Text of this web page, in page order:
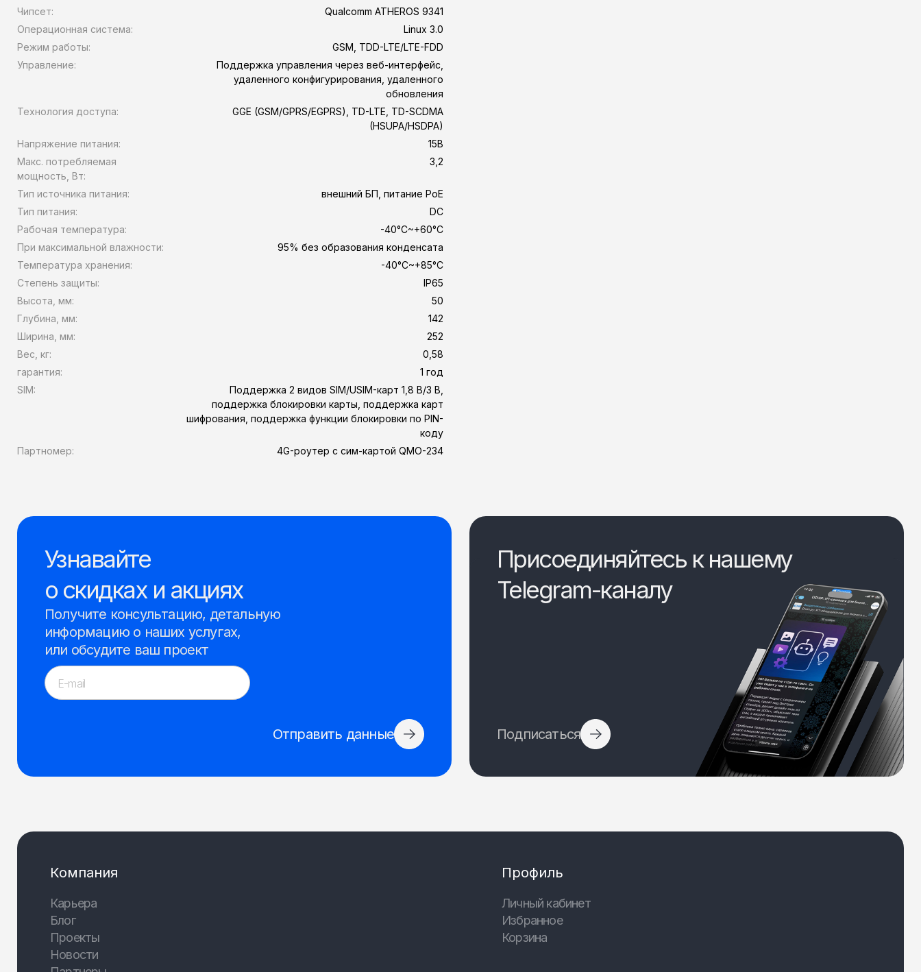
Чипсет:
Qualcomm ATHEROS 9341
Операционная система:
Linux 3.0
Режим работы:
GSM, TDD-LTE/LTE-FDD
Управление:
Поддержка управления через веб-интерфейс,
удаленного конфигурирования, удаленного
обновления
Технология доступа:
GGE (GSM/GPRS/EGPRS), TD-LTE, TD-SCDMA
(HSUPA/HSDPA)
Напряжение питания:
15В
Макс. потребляемая
мощность, Вт:
3,2
Тип источника питания:
внешний БП, питание PoE
Тип питания:
DC
Рабочая температура:
-40°C~+60°C
При максимальной влажности:
95% без образования конденсата
Температура хранения:
-40°C~+85°C
Степень защиты:
IP65
Высота, мм:
50
Глубина, мм:
142
Ширина, мм:
252
Вес, кг:
0,58
гарантия:
1 год
SIM:
Поддержка 2 видов SIM/USIM-карт 1,8 В/3 В,
поддержка блокировки карты, поддержка карт
шифрования, поддержка функции блокировки по PIN-
коду
Партномер:
4G-роутер с сим-картой QMO-234
Узнавайте
о скидках и акциях
Получите консультацию, детальную
информацию о наших услугах,
или обсудите ваш проект
Отправить данные
Присоединяйтесь к нашему
Telegram-каналу
Подписаться
Компания
Карьера
Блог
Проекты
Новости
Профиль
Личный кабинет
Избранное
Корзина